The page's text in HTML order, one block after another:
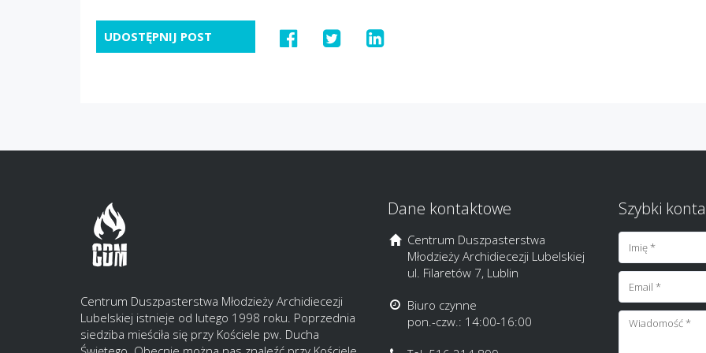
UDOSTĘPNIJ POST
Centrum Duszpasterstwa Młodzieży Archidiecezji
Lubelskiej istnieje od lutego 1998 roku. Poprzednia
siedziba mieściła się przy Kościele pw. Ducha
Dane kontaktowe
Centrum Duszpasterstwa
Młodzieży Archidiecezji Lubelskiej
ul. Filaretów 7, Lublin
Biuro czynne
pon.-czw.: 14:00-16:00
Szybki